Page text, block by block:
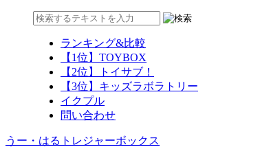
ランキング&比較
【1位】TOYBOX
【2位】トイサブ！
【3位】キッズラボラトリー
イクプル
問い合わせ
うー・はるトレジャーボックス